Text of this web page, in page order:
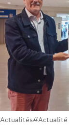
Actualités#Actualité